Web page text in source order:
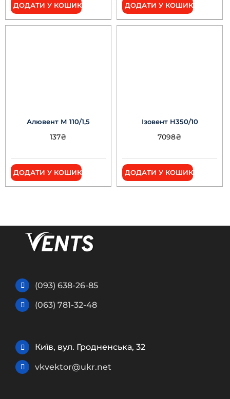
ДОДАТИ У КОШИК ДОДАТИ У КОШИК
Алювент М 110/1,5
137₴
ДОДАТИ У КОШИК
Ізовент Н350/10
7098₴
ДОДАТИ У КОШИК
(093) 638-26-85
(063) 781-32-48
Київ, вул. Гродненська, 32
vkvektor@ukr.net